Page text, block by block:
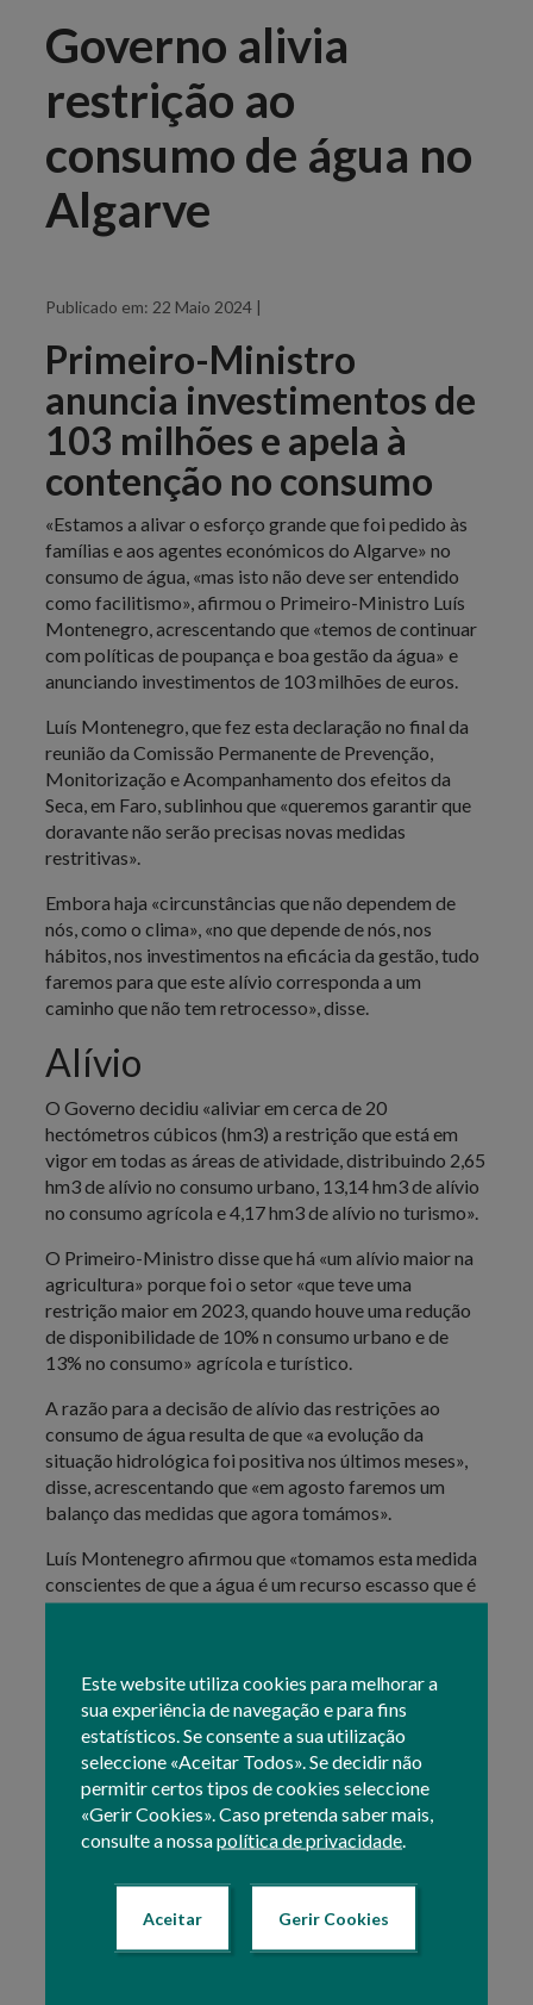
Este website utiliza cookies para melhorar a
sua experiência de navegação e para fins
estatísticos. Se consente a sua utilização
seleccione «Aceitar Todos». Se decidir não
permitir certos tipos de cookies seleccione
«Gerir Cookies». Caso pretenda saber mais,
consulte a nossapolítica de privacidade
Aceitar Gerir Cookies
Governo alivia
restrição ao
consumo de água no
Algarve
Publicado em: 22 Maio 2024 |
Primeiro-Ministro
anuncia investimentos de
103 milhões e apela à
contenção no consumo
«Estamos a alivar o esforço grande que foi pedido às
famílias e aos agentes económicos do Algarve» no
consumo de água, «mas isto não deve ser entendido
como facilitismo», afirmou o Primeiro-Ministro Luís
Montenegro, acrescentando que «temos de continuar
com políticas de poupança e boa gestão da água» e
anunciando investimentos de 103 milhões de euros.
Luís Montenegro, que fez esta declaração no final da
reunião da Comissão Permanente de Prevenção,
Monitorização e Acompanhamento dos efeitos da
Seca, em Faro, sublinhou que «queremos garantir que
doravante não serão precisas novas medidas
restritivas».
Embora haja «circunstâncias que não dependem de
nós, como o clima», «no que depende de nós, nos
hábitos, nos investimentos na eficácia da gestão, tudo
faremos para que este alívio corresponda a um
caminho que não tem retrocesso», disse.
Alívio
O Governo decidiu «aliviar em cerca de 20
hectómetros cúbicos (hm3) a restrição que está em
vigor em todas as áreas de atividade, distribuindo 2,65
hm3 de alívio no consumo urbano, 13,14 hm3 de alívio
no consumo agrícola e 4,17 hm3 de alívio no turismo».
O Primeiro-Ministro disse que há «um alívio maior na
agricultura» porque foi o setor «que teve uma
restrição maior em 2023, quando houve uma redução
de disponibilidade de 10% n consumo urbano e de
13% no consumo» agrícola e turístico.
A razão para a decisão de alívio das restrições ao
consumo de água resulta de que «a evolução da
situação hidrológica foi positiva nos últimos meses»,
disse, acrescentando que «em agosto faremos um
balanço das medidas que agora tomámos».
Luís Montenegro afirmou que «tomamos esta medida
conscientes de que a água é um recurso escasso que é
preciso proteger, preservar e gerir bem, de que a
Investimento
«O Governo decidiu reforçar os investimentos
destinados à região do Algarve em 103 milhões de
euros», destacando-se 27 milhões para «reforço de
medidas de eficiência hídrica no perímetro
milhões para «o reforço de medidas de eficiência
hídrica no reforço do abastecimento público em baixa
e para o uso da água residual tratada».